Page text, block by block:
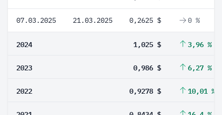
07.03.2025 21.03.2025 0,2625 $ 0 %
2024 1,025 $ 3,96 %
2023 0,986 $ 6,27 %
2022 0,9278 $ 10,01 %